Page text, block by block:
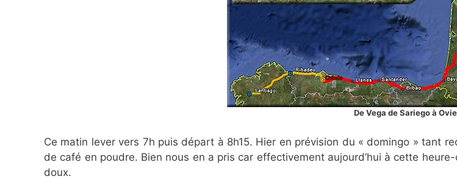
De Vega de Sariego à
Ce matin lever vers 7h puis départ à 8h15. Hier en prévision du « domingo » tant
de café en poudre. Bien nous en a pris car effectivement aujourd’hui à cette
doux.